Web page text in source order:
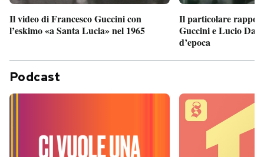
Il video di Francesco Guccini con
l’eskimo «a Santa Lucia» nel 1965
Il particolare
Guccini e Lucio
d’epoca
Podcast